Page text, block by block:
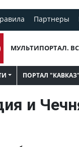
Партнеры
МУЛЬТИПОРТАЛ.
ПОРТАЛ "КАВКАЗ"
и